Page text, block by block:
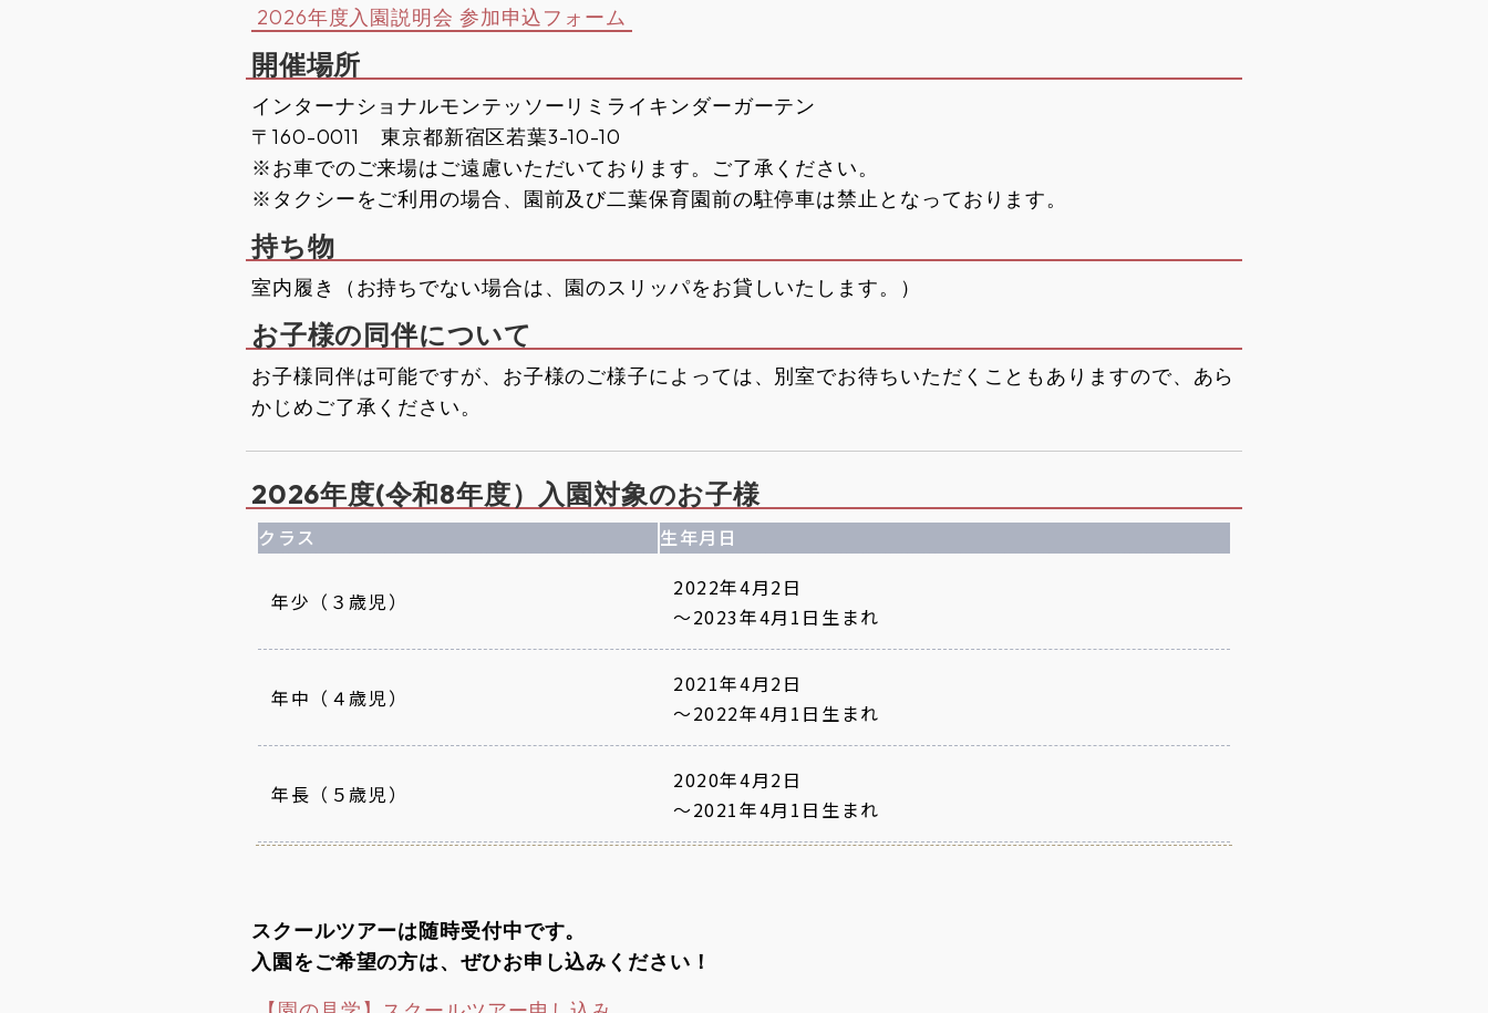
2026年度入園説明会 参加申込フォーム
開催場所
インターナショナルモンテッソーリミライキンダーガーテン
〒160-0011 東京都新宿区若葉3-10-10
※お車でのご来場はご遠慮いただいております。ご了承ください。
※タクシーをご利用の場合、園前及び二葉保育園前の駐停車は禁止となっております。
持ち物
室内履き（お持ちでない場合は、園のスリッパをお貸しいたします。）
お子様の同伴について
お子様同伴は可能ですが、お子様のご様子によっては、別室でお待ちいただくこともありますので、あら
かじめご了承ください。
2026年度(令和8年度）入園対象のお子様
クラス 生年月日
年少（３歳児）
2022年4月2日
～2023年4月1日生まれ
年中（４歳児）
2021年4月2日
～2022年4月1日生まれ
年長（５歳児）
2020年4月2日
～2021年4月1日生まれ
スクールツアーは随時受付中です。
入園をご希望の方は、ぜひお申し込みください！